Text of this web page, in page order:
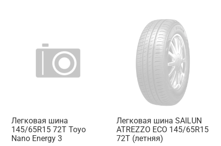
Легковая шина
145/65R15 72T Toyo
Nano Energy 3
Легковая шина SAILUN
ATREZZO ECO 145/65R15
72T (летняя)